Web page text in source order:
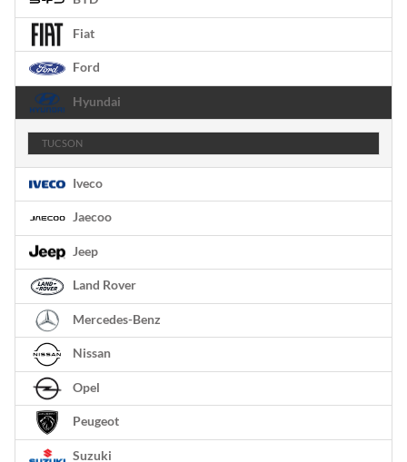
Fiat
Ford
Hyundai
TUCSON
Iveco
Jaecoo
Jeep
Land Rover
Mercedes-Benz
Nissan
Opel
Peugeot
Suzuki